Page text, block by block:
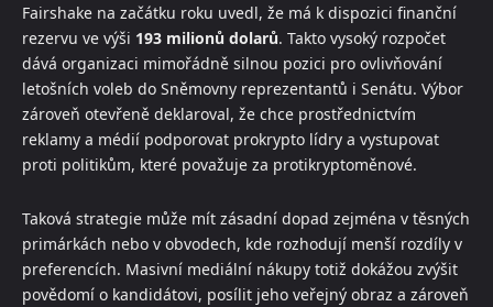
Fairshake na začátku roku uvedl, že má k dispozici finanční
rezervu ve výši 193 milionů dolarů. Takto vysoký rozpočet
dává organizaci mimořádně silnou pozici pro ovlivňování
letošních voleb do Sněmovny reprezentantů i Senátu. Výbor
zároveň otevřeně deklaroval, že chce prostřednictvím
reklamy a médií podporovat prokrypto lídry a vystupovat
proti politikům, které považuje za protikryptoměnové.
Taková strategie může mít zásadní dopad zejména v těsných
primárkách nebo v obvodech, kde rozhodují menší rozdíly v
preferencích. Masivní mediální nákupy totiž dokážou zvýšit
povědomí o kandidátovi, posílit jeho veřejný obraz a zároveň